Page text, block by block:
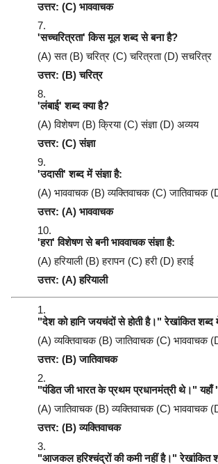
उत्तर: (C) भाववाचक
'सच्चरित्रता' किस मूल शब्द से बना है?
(A) सत (B) चरित्र (C) चरित्रता (D) सचरित्र
उत्तर: (B) चरित्र
'लंबाई' शब्द क्या है?
(A) विशेषण (B) क्रिया (C) संज्ञा (D) अव्यय
उत्तर: (C) संज्ञा
'उदासी' शब्द में संज्ञा है:
(A) भाववाचक (B) व्यक्तिवाचक (C) जातिवाचक
उत्तर: (A) भाववाचक
'हरा' विशेषण से बनी भाववाचक संज्ञा है:
(A) हरियाली (B) हरापन (C) हरी (D) हराई
उत्तर: (A) हरियाली
"देश को हानि जयचंदों से होती है।" रेखांकित शब्द
(A) व्यक्तिवाचक (B) जातिवाचक (C) भाववाचक
उत्तर: (B) जातिवाचक
"पंडित जी भारत के प्रथम प्रधानमंत्री थे।" यहाँ
(A) जातिवाचक (B) व्यक्तिवाचक (C) भाववाचक
उत्तर: (B) व्यक्तिवाचक
"आजकल हरिश्चंद्रों की कमी नहीं है।" रेखांकित